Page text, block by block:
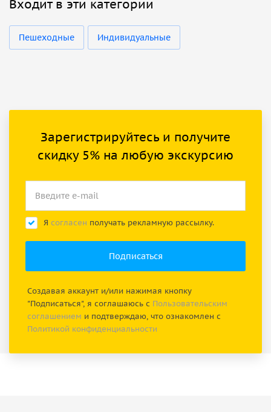
Входит в эти категории
Пешеходные Индивидуальные
Зарегистрируйтесь и получите
скидку 5% на любую экскурсию
Я согласен получать рекламную рассылку.
Создавая аккаунт и/или нажимая кнопку
"Подписаться", я соглашаюсь с Пользовательским
соглашением и подтверждаю, что ознакомлен с
Политикой конфиденциальности